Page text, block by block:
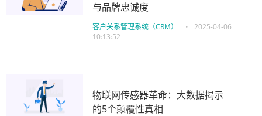
与品牌忠诚度
客户关系管理系统（CRM） •
2025-04-06
10:13:52
物联网传感器革命：大数据揭示
的5个颠覆性真相